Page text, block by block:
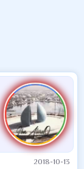
2018-10-13